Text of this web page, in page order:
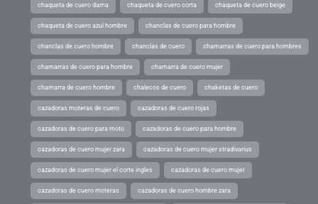
chaqueta de cuero dama chaqueta de cuero corta chaqueta de cuero beige
chaqueta de cuero azul hombre chanclas de cuero para hombre
chanclas de cuero hombre chanclas de cuero chamarras de cuero para hombres
chamarras de cuero para hombre chamarra de cuero mujer
chamarra de cuero hombre chalecos de cuero chaketas de cuero
cazadoras moteras de cuero cazadoras de cuero rojas
cazadoras de cuero para moto cazadoras de cuero para hombre
cazadoras de cuero mujer zara cazadoras de cuero mujer stradivarius
cazadoras de cuero mujer el corte ingles cazadoras de cuero mujer
cazadoras de cuero moteras cazadoras de cuero hombre zara